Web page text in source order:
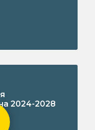
2024-2028